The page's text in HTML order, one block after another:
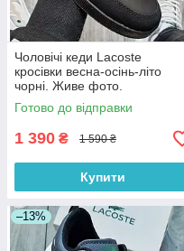
Чоловічі кеди Lacoste
кросівки весна-осінь-літо
чорні. Живе фото.
Туреччина. Топ
Готово до відправки
1 390 ₴ 1 590 ₴
Купити
–13%